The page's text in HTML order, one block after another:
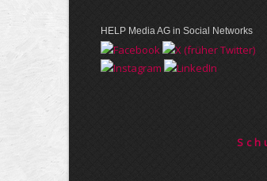
HELP Media AG in Social Networks